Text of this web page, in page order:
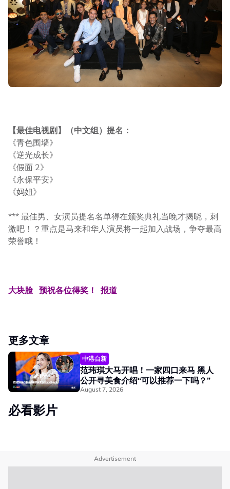
【最佳电视剧】（中文组）提名：
《青色围墙》
《逆光成长》
《假面 2》
《永保平安》
《妈姐》
*** 最佳男、女演员提名名单得在颁奖典礼当晚才揭晓，刺
激吧！？重点是马来和华人演员将一起加入战场，争夺最高
荣誉哦！
大块脸 预祝各位得奖！ 报道
更多文章
中港台新
范玮琪大马开唱！一家四口来马 黑人
公开寻美食介绍“可以推荐一下吗？”
August 7, 2026
必看影片
Advertisement